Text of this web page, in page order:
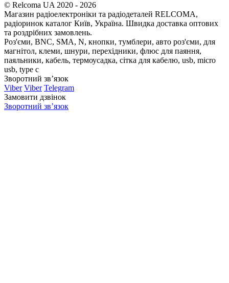
© Relcoma UA 2020 - 2026
Магазин радіоелектроніки та радіодеталей RELCOMA,
радіоринок каталог Київ, Україна. Швидка доставка оптових
та роздрібних замовлень.
Роз'єми, BNC, SMA, N, кнопки, тумблери, авто роз'єми, для
магнітол, клеми, шнури, перехідники, флюс для паяння,
паяльники, кабель, термоусадка, сітка для кабелю, usb, micro
usb, type c
Зворотний зв’язок
Viber Viber Telegram
Замовити дзвінок
Зворотний зв’язок